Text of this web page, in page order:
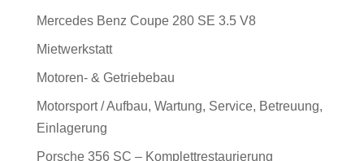
Mercedes Benz Coupe 280 SE 3.5 V8
Mietwerkstatt
Motoren- & Getriebebau
Motorsport / Aufbau, Wartung, Service, Betreuung,
Einlagerung
Porsche 356 SC – Komplettrestaurierung